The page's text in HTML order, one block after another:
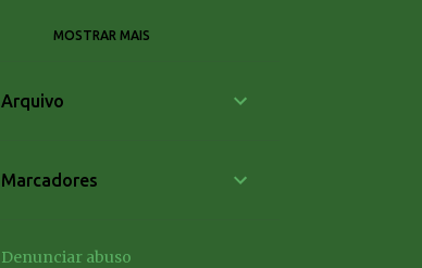
Unknown
MOSTRAR MAIS
Arquivo
Marcadores
Denunciar abuso